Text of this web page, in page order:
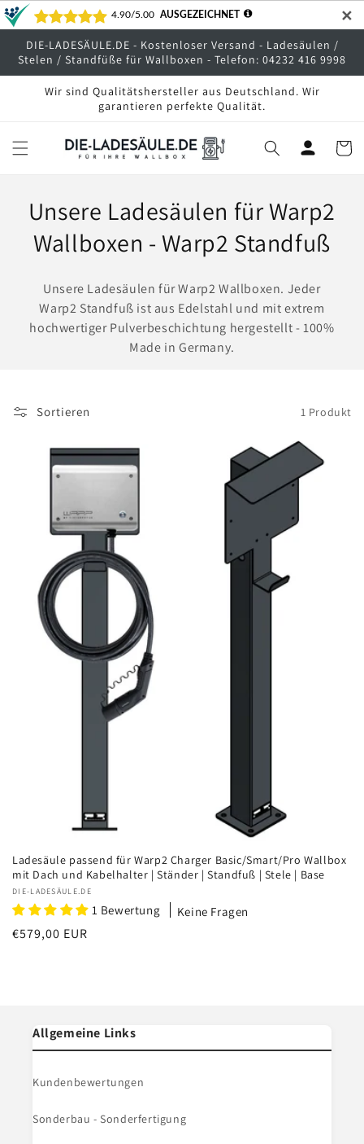
✕
Direkt
zum
Inhalt
DIE-LADESÄULE.DE - Kostenloser Versand - Ladesäulen /
Stelen / Standfüße für Wallboxen - Telefon: 04232 416 9998
Wir sind Qualitätshersteller aus Deutschland. Wir
garantieren perfekte Qualität.
K
a
e
g
Unsere Ladesäulen für Warp2
Wallboxen - Warp2 Standfuß
Unsere Ladesäulen für Warp2 Wallboxen. Jeder
Warp2 Standfuß ist aus Edelstahl und mit extrem
hochwertiger Pulverbeschichtung hergestellt - 100%
Made in Germany.
Sortieren 1 Produkt
Ladesäule passend für Warp2 Charger Basic/Smart/Pro Wallbox
mit Dach und Kabelhalter | Ständer | Standfuß | Stele | Base
Anbieter:
DIE-LADESÄULE.DE
1 Bewertung Keine Fragen
Normaler
€579,00 EUR
Allgemeine Links
Kundenbewertungen
Sonderbau - Sonderfertigung